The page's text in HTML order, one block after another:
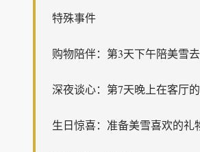
特殊事件
购物陪伴：第3天下午陪美雪
深夜谈心：第7天晚上在客厅
生日惊喜：准备美雪喜欢的礼